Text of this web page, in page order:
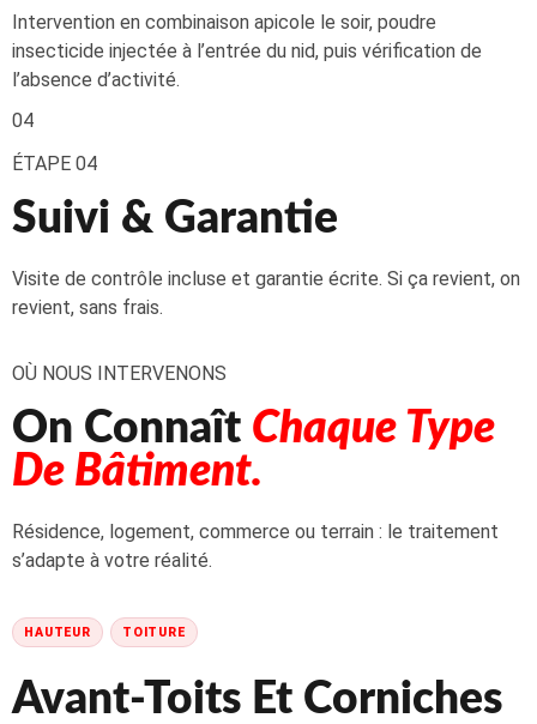
Intervention en combinaison apicole le soir, poudre
insecticide injectée à l’entrée du nid, puis vérification de
l’absence d’activité.
04
ÉTAPE 04
Suivi & Garantie
Visite de contrôle incluse et garantie écrite. Si ça revient, on
revient, sans frais.
OÙ NOUS INTERVENONS
On Connaît Chaque Type
De Bâtiment.
Résidence, logement, commerce ou terrain : le traitement
s’adapte à votre réalité.
HAUTEUR TOITURE
Avant-Toits Et Corniches